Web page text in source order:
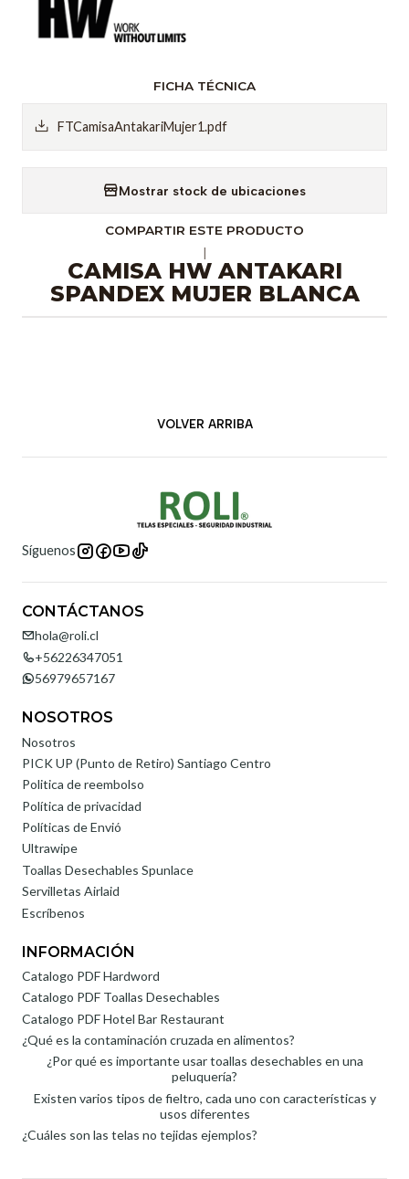
FICHA TÉCNICA
FTCamisaAntakariMujer1.pdf
Mostrar stock de ubicaciones
COMPARTIR ESTE PRODUCTO
CAMISA HW ANTAKARI
SPANDEX MUJER BLANCA
VOLVER ARRIBA
Síguenos
CONTÁCTANOS
hola@roli.cl
+56226347051
56979657167
NOSOTROS
Nosotros
PICK UP (Punto de Retiro) Santiago Centro
Politica de reembolso
Política de privacidad
Políticas de Envió
Ultrawipe
Toallas Desechables Spunlace
Servilletas Airlaid
Escríbenos
INFORMACIÓN
Catalogo PDF Hardword
Catalogo PDF Toallas Desechables
Catalogo PDF Hotel Bar Restaurant
¿Qué es la contaminación cruzada en alimentos?
¿Por qué es importante usar toallas desechables en una
peluquería?
Existen varios tipos de fieltro, cada uno con características y
usos diferentes
¿Cuáles son las telas no tejidas ejemplos?